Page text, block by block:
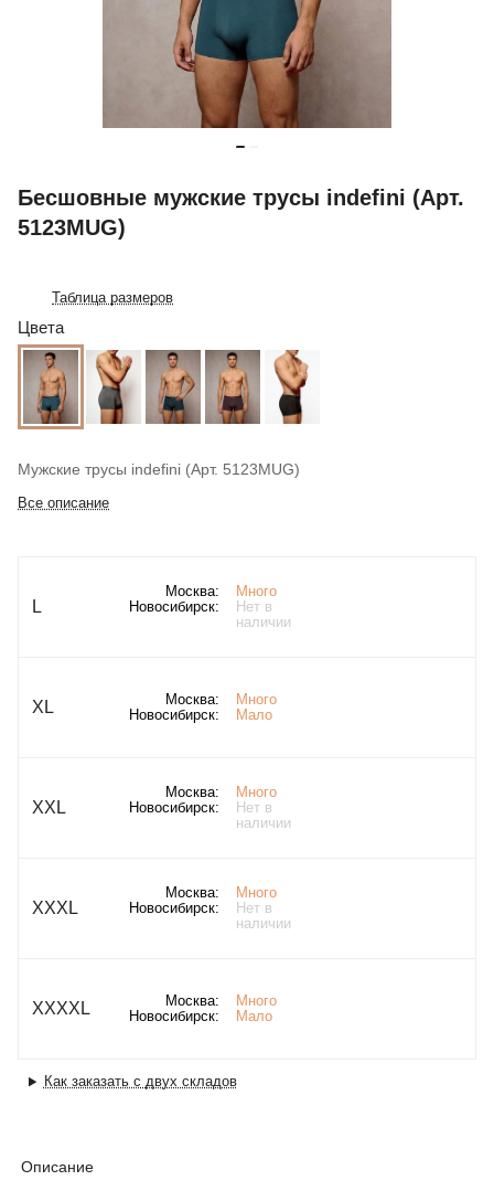
Бесшовные мужские трусы indefini (Арт.
5123MUG)
Таблица размеров
Цвета
Мужские трусы indefini (Арт. 5123MUG)
Все описание
L
Москва:
Много
Новосибирск:
Нет в
наличии
XL Москва:
Много
Новосибирск:
Мало
XXL
Москва:
Много
Новосибирск:
Нет в
наличии
XXXL
Москва:
Много
Новосибирск:
Нет в
наличии
XXXXL Москва:
Много
Новосибирск:
Мало
Как заказать с двух складов
Описание